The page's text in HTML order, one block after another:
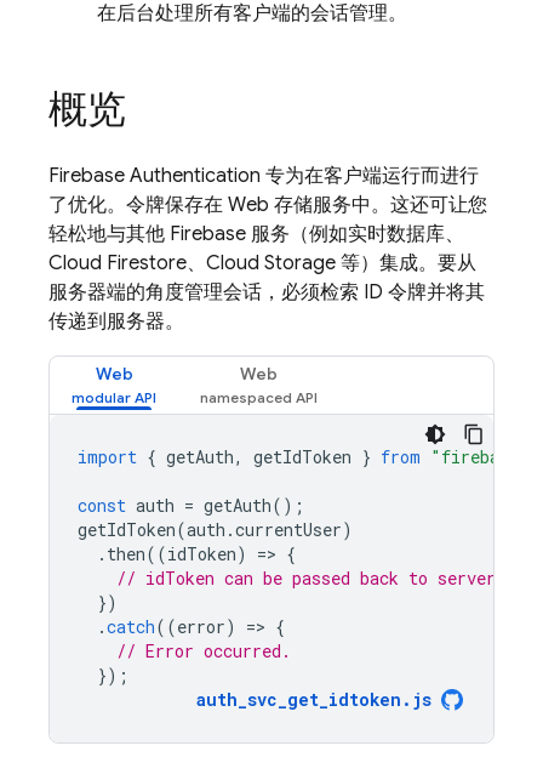
在后台处理所有客户端的会话管理。
概览
Firebase Authentication 专为在客户端运行而进行
了优化。令牌保存在 Web 存储服务中。这还可让您
轻松地与其他 Firebase 服务（例如实时数据库、
Cloud Firestore、Cloud Storage 等）集成。要从
服务器端的角度管理会话，必须检索 ID 令牌并将其
传递到服务器。
Web Web
import { getAuth, getIdToken } from "firebase/
const auth = getAuth();
getIdToken(auth .currentUser)
. then((idToken) => {
// idToken can be passed back to server.
})
.catch((error) => {
// Error occurred.
});
auth_svc_get_idtoken . js